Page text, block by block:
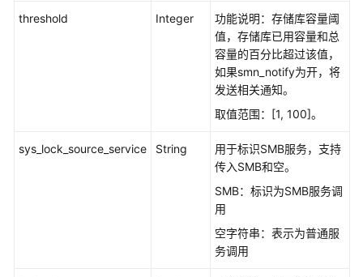
threshold Integer
功能说明：存储库容量阈
值，存储库已用容量和总
容量的百分比超过该值，
如果smn_notify为开，将
发送相关通知。
取值范围：[1, 100]。
sys_lock_source_service String
用于标识SMB服务，支持
传入SMB和空。
SMB：标识为SMB服务调
用
空字符串：表示为普通服
务调用